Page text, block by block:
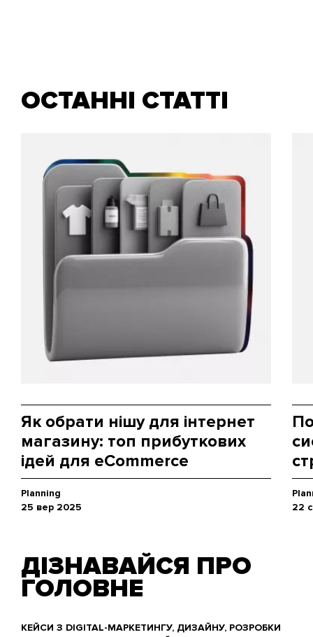
ОСТАННІ СТАТТІ
Як обрати нішу для інтернет
магазину: топ прибуткових
ідей для eCommerce
Planning
25 вер 2025
22
ДІЗНАВАЙСЯ ПРО
ГОЛОВНЕ
КЕЙСИ З DIGITAL-МАРКЕТИНГУ, ДИЗАЙНУ, РОЗРОБКИ